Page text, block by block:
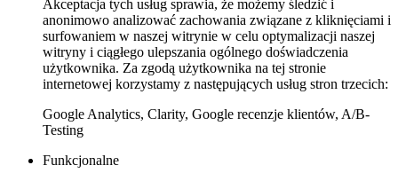
Akceptacja tych usług sprawia, że możemy śledzić i
anonimowo analizować zachowania związane z kliknięciami i
surfowaniem w naszej witrynie w celu optymalizacji naszej
witryny i ciągłego ulepszania ogólnego doświadczenia
użytkownika. Za zgodą użytkownika na tej stronie
internetowej korzystamy z następujących usług stron trzecich:
Google Analytics, Clarity, Google recenzje klientów, A/B-
Testing
Funkcjonalne